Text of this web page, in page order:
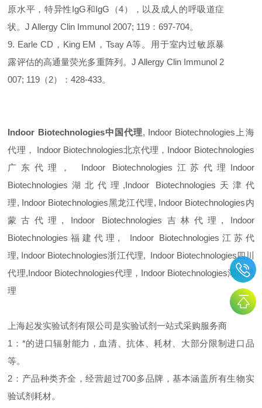
原水平，特异性IgG和IgG（4），以及成人的呼吸道症
状。J Allergy Clin Immunol 2007; 119：697-704。
9. Earle CD，King EM，Tsay A等。用于室内过敏原暴
露评估的高通量荧光多重阵列。J Allergy Clin Immunol 2
007; 119（2）：428-433。
Indoor Biotechnologies中国代理, Indoor Biotechnologies 上海
代理， Indoor Biotechnologies北京代理， Indoor Biotechnologies
广东代理， Indoor Biotechnologies 江苏代理 Indoor
Biotechnologies 湖北代理,Indoor Biotechnologies 天津代
理, Indoor Biotechnologies黑龙江代理, Indoor Biotechnologies内
蒙古代理, Indoor Biotechnologies 吉林代理, Indoor
Biotechnologies 福建代理, Indoor Biotechnologies 江苏代
理, Indoor Biotechnologies浙江代理, Indoor Biotechnologies四川
代理,Indoor Biotechnologies代理，Indoor Biotechnologies湖南代
理
上海起发实验试剂有限公司是实验试剂一站式采购服务商
1：*的进口辐射能力，血清、抗体、耗材、大部分限制进口品
等。
2：产品种类齐全，经营超过700多品牌，基本涵盖所有生物实
验试剂耗材。